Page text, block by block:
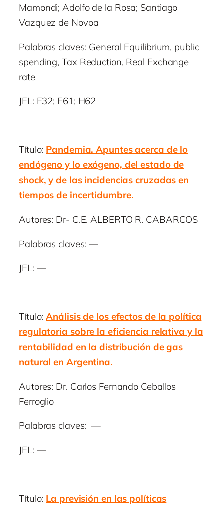
Mamondi; Adolfo de la Rosa; Santiago
Vazquez de Novoa
Palabras claves: General Equilibrium, public
spending, Tax Reduction, Real Exchange
rate
JEL: E32; E61; H62
Título: Pandemia. Apuntes acerca de lo
endógeno y lo exógeno, del estado de
shock, y de las incidencias cruzadas en
tiempos de incertidumbre.
Autores: Dr- C.E. ALBERTO R. CABARCOS
Palabras claves: —
JEL: —
Título:Análisis de los efectos de la política
regulatoria sobre la eficiencia relativa y la
rentabilidad en la distribución de gas
natural en Argentina.
Autores: Dr. Carlos Fernando Ceballos
Ferroglio
Palabras claves: —
JEL: —
Título: La previsión en las políticas